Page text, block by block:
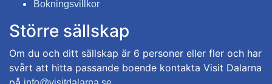
Bokningsvillkor
Större sällskap
Om du och ditt sällskap är 6 personer eller fler och har
svårt att hitta passande boende kontakta Visit Dalarna